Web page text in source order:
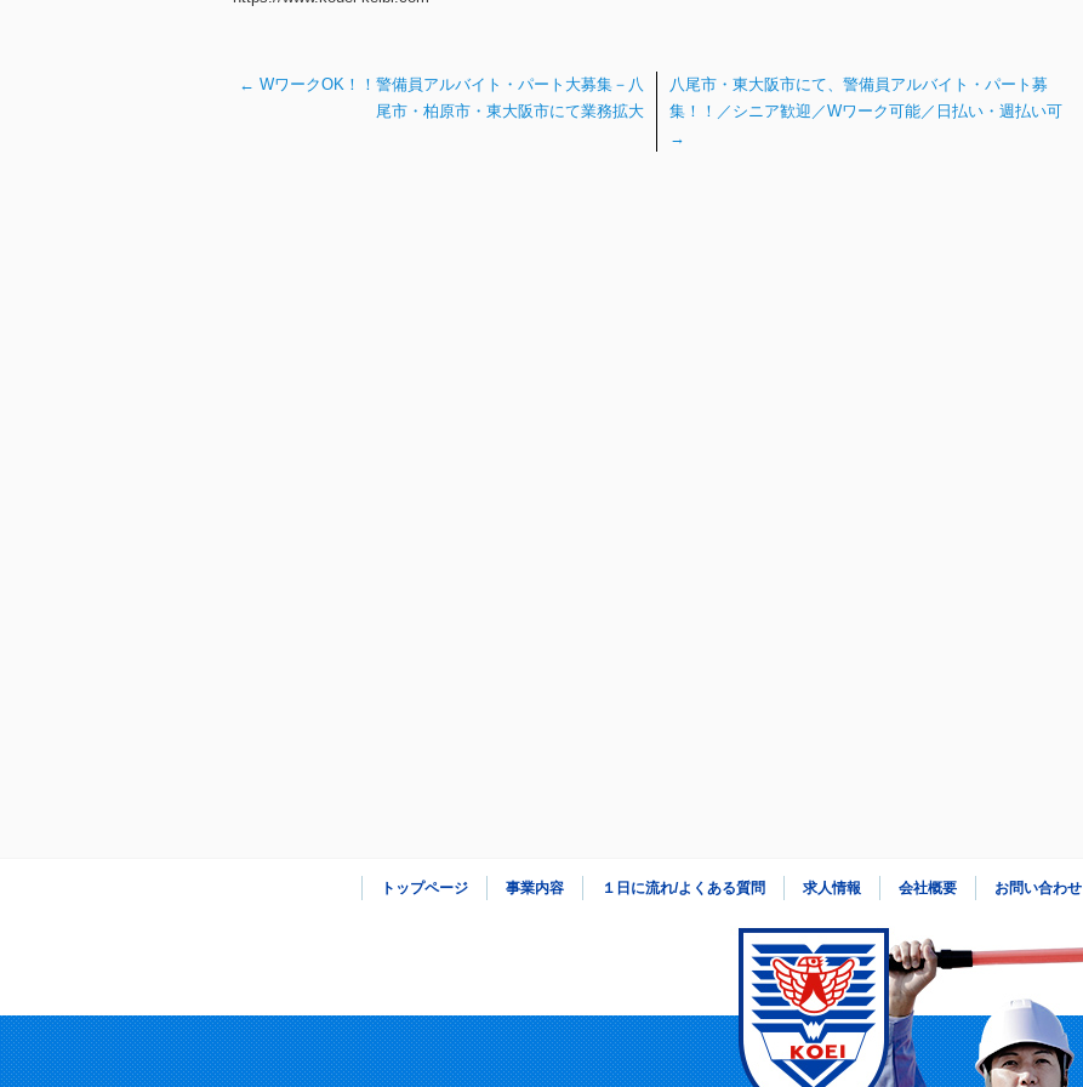
← WワークOK！！警備員アルバイト・パート大募集－八
尾市・柏原市・東大阪市にて業務拡大
八尾市・東大阪市にて、警備員アルバイト・パート募
集！！／シニア歓迎／Wワーク可能／日払い・週払い可
→
トップページ 事業内容 １日に流れ/よくある質問 求人情報 会社概要 お問い合わせ